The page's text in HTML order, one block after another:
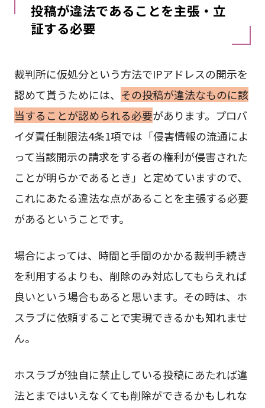
投稿が違法であることを主張・立
証する必要
裁判所に仮処分という方法でIPアドレスの開示を
認めて貰うためには、 その投稿が違法なものに該
当することが認められる必要があります。プロバ
イダ責任制限法4条1項では「侵害情報の流通によ
って当該開示の請求をする者の権利が侵害された
ことが明らかであるとき」と定めていますので、
これにあたる違法な点があることを主張する必要
があるということです。
場合によっては、時間と手間のかかる裁判手続き
を利用するよりも、削除のみ対応してもらえれば
良いという場合もあると思います。その時は、ホ
スラブに依頼することで実現できるかも知れませ
ん。
ホスラブが独自に禁止している投稿にあたれば違
法とまではいえなくても削除ができるかもしれな